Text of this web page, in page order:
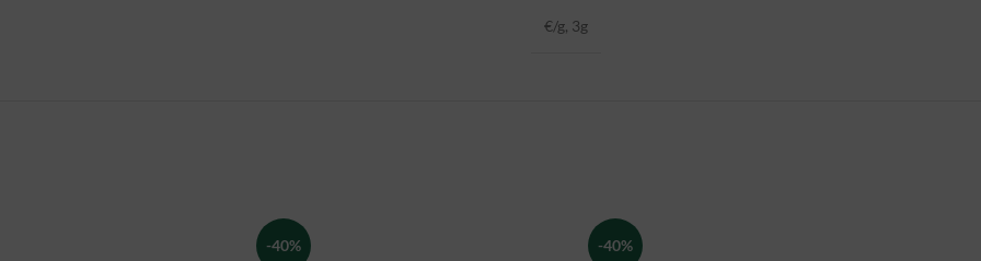
€/g, 3g
-40% -40%